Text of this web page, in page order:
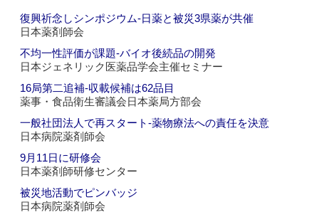
復興祈念しシンポジウム‐日薬と被災3県薬が共催
日本薬剤師会
不均一性評価が課題‐バイオ後続品の開発
日本ジェネリック医薬品学会主催セミナー
16局第二追補‐収載候補は62品目
薬事・食品衛生審議会日本薬局方部会
一般社団法人で再スタート‐薬物療法への責任を決意
日本病院薬剤師会
9月11日に研修会
日本薬剤師研修センター
被災地活動でピンバッジ
日本病院薬剤師会